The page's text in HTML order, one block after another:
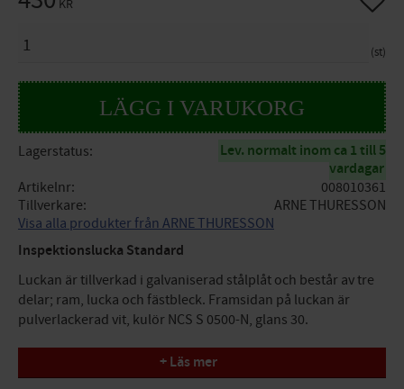
KR
st
Lagerstatus
Lev. normalt inom ca 1 till 5
vardagar
Artikelnr
008010361
Tillverkare
ARNE THURESSON
Visa alla produkter från ARNE THURESSON
Inspektionslucka Standard
Luckan är tillverkad i galvaniserad stålplåt och består av tre
delar; ram, lucka och fästbleck. Framsidan på luckan är
pulverlackerad vit, kulör NCS S 0500-N, glans 30.
Luckan fästes i ramen med snäpplås t.om. 400x400 mm.
500x500 mm och större har ett mejsellås.
+ Läs mer